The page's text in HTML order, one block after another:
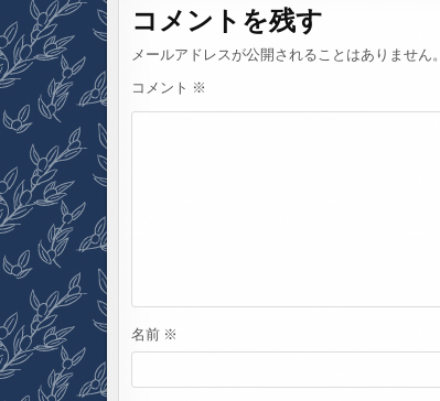
ビ
ゲ
ー
シ
コメントを残す
メールアドレスが公開されることはありません。
コメント ※
名前 ※